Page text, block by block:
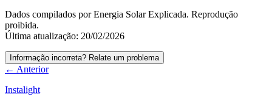
Dados compilados por Energia Solar Explicada. Reprodução
proibida.
Última atualização: 20/02/2026
Informação incorreta? Relate um problema
← Anterior
Instalight